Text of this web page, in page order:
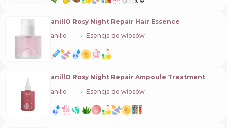
anillO Rosy Night Repair Hair Essence
anillo
Esencja do włosów
anillO Rosy Night Repair Ampoule Treatment
anillo
Esencja do włosów